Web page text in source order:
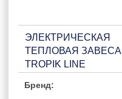
ЭЛЕКТРИЧЕСКАЯ
ТЕПЛОВАЯ ЗАВЕСА
TROPIK LINE
Бренд: